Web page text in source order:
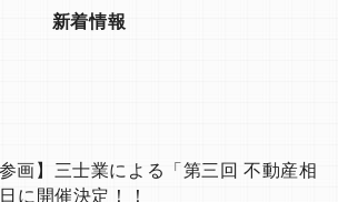
新着情報
画】三士業による「第三回 不動産相
に開催決定！！